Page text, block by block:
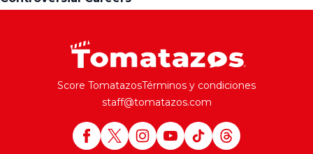
Score TomatazosTérminos y condiciones
staff@tomatazos.com